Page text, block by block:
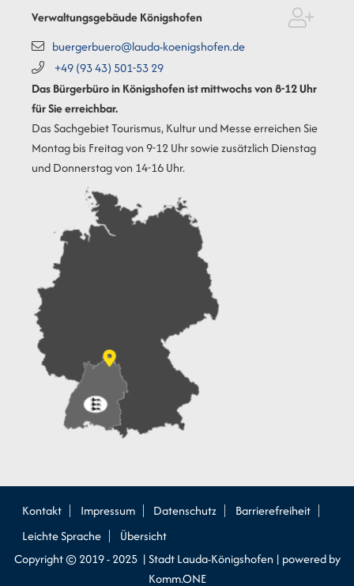
Verwaltungsgebäude Königshofen
buergerbuero@lauda-koenigshofen.de
+49 (9343) 501-5329
Das Bürgerbüro in Königshofen ist mittwochs von 8-12 Uhr
für Sie erreichbar.
Das Sachgebiet Tourismus, Kultur und Messe erreichen Sie
Montag bis Freitag von 9-12 Uhr sowie zusätzlich Dienstag
und Donnerstag von 14-16 Uhr.
Kontakt Impressum Datenschutz
Barrierefreiheit
Leichte Sprache
Übersicht
Copyright © 2019 - 2025 | Stadt Lauda-Königshofen | powered by
Komm.ONE